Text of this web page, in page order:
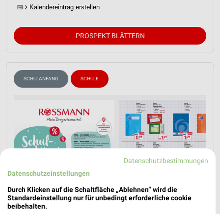
📅 Kalendereintrag erstellen
PROSPEKT BLÄTTERN
SCHULANFANG SCHULE
Datenschutzbestimmungen
Datenschutzeinstellungen
Durch Klicken auf die Schaltfläche „Ablehnen“ wird die
Standardeinstellung nur für unbedingt erforderliche cookie
beibehalten.